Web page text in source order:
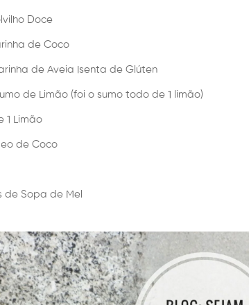
Doce
de Coco
de Aveia Isenta de Glúten
de Limão (foi o sumo todo de 1 limão)
1 Limão
de Coco
de Sopa de Mel